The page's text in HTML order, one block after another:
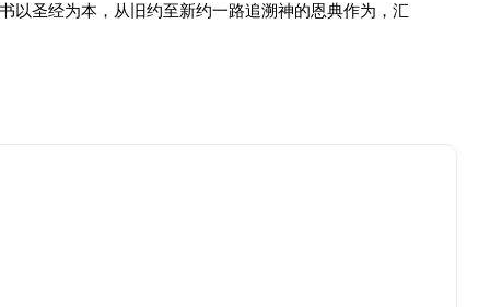
以圣经为本，从旧约至新约一路追溯神的恩典作为，汇